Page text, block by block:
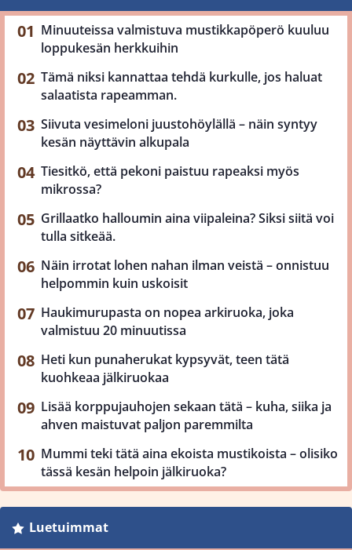
Minuuteissa valmistuva mustikkapöperö kuuluu
loppukesän herkkuihin
Tämä niksi kannattaa tehdä kurkulle, jos haluat
salaatista rapeamman.
Siivuta vesimeloni juustohöylällä – näin syntyy
kesän näyttävin alkupala
Tiesitkö, että pekoni paistuu rapeaksi myös
mikrossa?
Grillaatko halloumin aina viipaleina? Siksi siitä voi
tulla sitkeää.
Näin irrotat lohen nahan ilman veistä – onnistuu
helpommin kuin uskoisit
Haukimurupasta on nopea arkiruoka, joka
valmistuu 20 minuutissa
Heti kun punaherukat kypsyvät, teen tätä
kuohkeaa jälkiruokaa
Lisää korppujauhojen sekaan tätä – kuha, siika ja
ahven maistuvat paljon paremmilta
Mummi teki tätä aina ekoista mustikoista – olisiko
tässä kesän helpoin jälkiruoka?
Luetuimmat